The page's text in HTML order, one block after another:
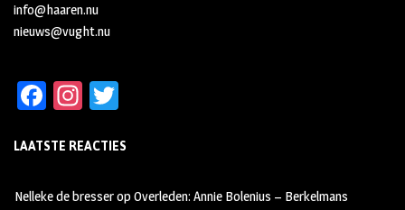
info@haaren.nu
nieuws@vught.nu
Fa
b
oo
In
ag tt
LAATSTE REACTIES
Nelleke de bresseropOverleden: Annie Bolenius – Berkelmans